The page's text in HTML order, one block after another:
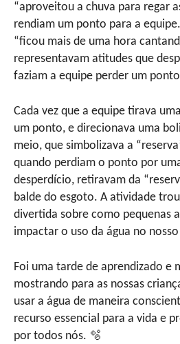
“aproveitou a chuva para regar
rendiam um ponto para a
“ficou mais de uma hora
representavam atitudes que
faziam a equipe perder um
Cada vez que a equipe tirava
um ponto, e direcionava uma
meio, que simbolizava a
quando perdiam o ponto por
desperdício, retiravam da
balde do esgoto. A atividade
divertida sobre como pequenas
impactar o uso da água no
Foi uma tarde de aprendizado e
mostrando para as nossas
usar a água de maneira
recurso essencial para a vida e
por todos nós. 🫧